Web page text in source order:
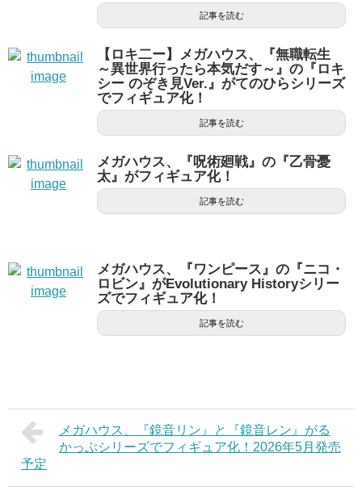
記事を読む
【ロキ二ー】メガハウス、『無職転生
～異世界行ったら本気だす～』の『ロキ
シー のぞき見Ver.』がてのひらシリーズ
でフィギュア化！
記事を読む
メガハウス、『呪術廻戦』の『乙骨憂
太』がフィギュア化！
記事を読む
メガハウス、『ワンピース』の『ニコ・
ロビン』がEvolutionary Historyシリー
ズでフィギュア化！
記事を読む
メガハウス、『鏡音リン』と『鏡音レン』がる
かっぷシリーズでフィギュア化！2026年5月発売
予定